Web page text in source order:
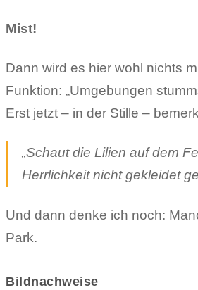
Mist!
Dann wird es hier wohl nichts
Funktion: „Umgebungen
Erst jetzt – in der Stille –
„Schaut die Lilien auf dem
Herrlichkeit nicht gekleidet
Und dann denke ich noch:
Park.
Bildnachweise